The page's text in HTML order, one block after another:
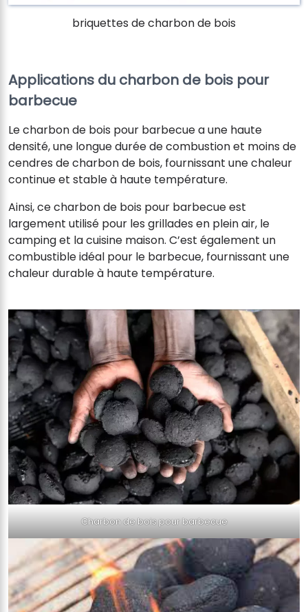
briquettes de charbon de bois
Applications du charbon de bois pour
barbecue
Le charbon de bois pour barbecue a une haute
densité, une longue durée de combustion et moins de
cendres de charbon de bois, fournissant une chaleur
continue et stable à haute température.
Ainsi, ce charbon de bois pour barbecue est
largement utilisé pour les grillades en plein air, le
camping et la cuisine maison. C’est également un
combustible idéal pour le barbecue, fournissant une
chaleur durable à haute température.
Charbon de bois pour barbecue